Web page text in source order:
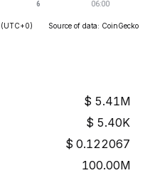
(UTC+0) Source of data: CoinGecko
5.41M
5.40K
0.122067
100.00M